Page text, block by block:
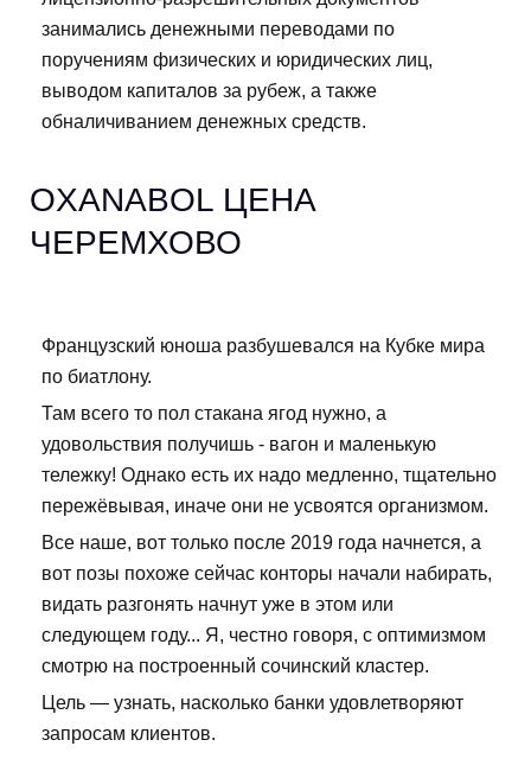
занимались денежными переводами по
поручениям физических и юридических лиц,
выводом капиталов за рубеж, а также
обналичиванием денежных средств.
OXANABOL ЦЕНА
ЧЕРЕМХОВО
Французский юноша разбушевался на Кубке мира
по биатлону.
Там всего то пол стакана ягод нужно, а
удовольствия получишь - вагон и маленькую
тележку! Однако есть их надо медленно, тщательно
пережёвывая, иначе они не усвоятся организмом.
Все наше, вот только после 2019 года начнется, а
вот позы похоже сейчас конторы начали набирать,
видать разгонять начнут уже в этом или
следующем году... Я, честно говоря, с оптимизмом
смотрю на построенный сочинский кластер.
Цель — узнать, насколько банки удовлетворяют
запросам клиентов.